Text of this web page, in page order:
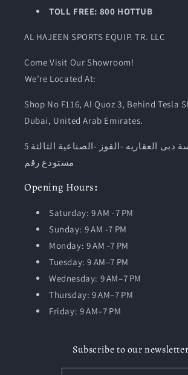
TOLL FREE: 800 HOTTUB
AL HAJEEN SPORTS EQUIP. TR. LLC
Come Visit Our Showroom!
We’re Located At:
Shop No F116, Al Quoz 3, Behind Tesla
Dubai, United Arab Emirates.
ملك مؤسسة دبى العقاريه -القوز -الصناعية الثالثة 5-S
مستودع رقم
Opening Hours:
Saturday: 9 AM -7 PM
Sunday: 9 AM -7 PM
Monday: 9 AM -7 PM
Tuesday: 9 AM–7 PM
Wednesday: 9 AM–7 PM
Thursday: 9 AM–7 PM
Friday: 9 AM–7 PM
Subscribe to our